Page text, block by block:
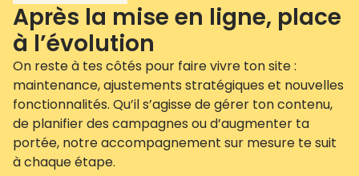
Après la mise en ligne, place
à l’évolution
On reste à tes côtés pour faire vivre ton site :
maintenance, ajustements stratégiques et nouvelles
fonctionnalités. Qu’il s’agisse de gérer ton contenu,
de planifier des campagnes ou d’augmenter ta
portée, notre accompagnement sur mesure te suit
à chaque étape.